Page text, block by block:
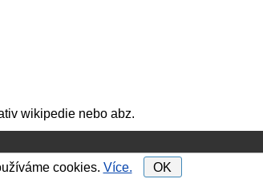
wikipedie nebo abz.
cookies. Více. OK